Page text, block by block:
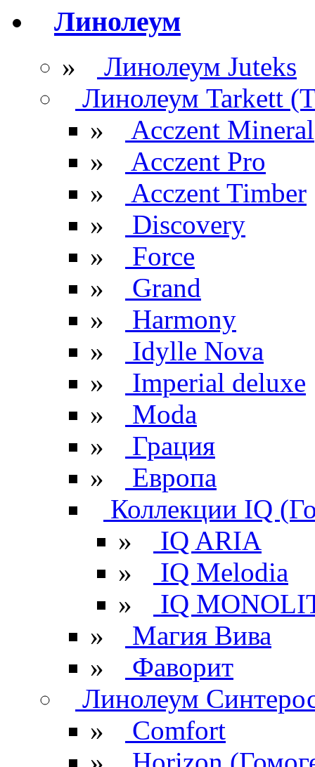
Линолеум
»
Линолеум Juteks
Линолеум Tarkett
»
Acczent Mineral
»
Acczent Pro
»
Acczent Timber
»
Discovery
»
Force
»
Grand
»
Harmony
»
Idylle Nova
»
Imperial deluxe
»
Moda
»
Грация
»
Европа
Коллекции IQ
»
IQ ARIA
»
IQ Melodia
»
IQ
»
Магия Вива
»
Фаворит
Линолеум
»
Comfort